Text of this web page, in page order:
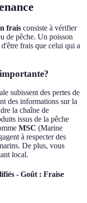
frais consiste à vérifier
de pêche. Un poisson
frais que celui qui a
subissent des pertes de
des informations sur la
la chaîne de
issus de la pêche
MSC (Marine
à respecter des
De plus, vous
local.
- Goût : Fraise